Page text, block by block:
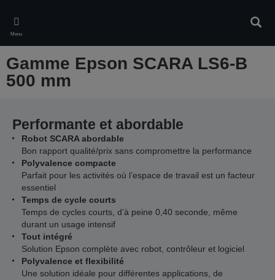
main
content
Menu
Gamme Epson SCARA LS6-B
500 mm
Performante et abordable
Robot SCARA abordable
Bon rapport qualité/prix sans compromettre la performance
Polyvalence compacte
Parfait pour les activités où l’espace de travail est un facteur
essentiel
Temps de cycle courts
Temps de cycles courts, d’à peine 0,40 seconde, même
durant un usage intensif
Tout intégré
Solution Epson complète avec robot, contrôleur et logiciel
Polyvalence et flexibilité
Une solution idéale pour différentes applications, de